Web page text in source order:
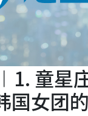
童星
国女团